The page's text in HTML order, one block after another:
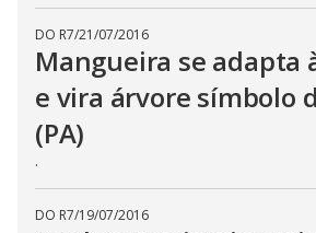
DO R7/21/07/2016
Mangueira se adapta
e vira árvore símbolo
(PA)
.
DO R7/19/07/2016